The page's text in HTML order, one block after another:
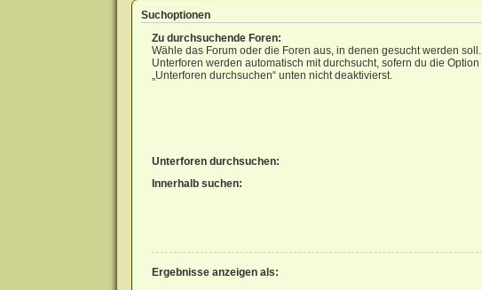
Suchoptionen
Zu durchsuchende Foren:
Wähle das Forum oder die Foren aus, in denen gesucht werden soll.
Unterforen werden automatisch mit durchsucht, sofern du die Option
„Unterforen durchsuchen“ unten nicht deaktivierst.
Unterforen durchsuchen:
Innerhalb suchen:
Ergebnisse anzeigen als: